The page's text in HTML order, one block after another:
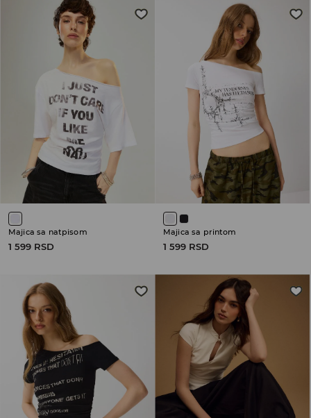
Majica sa natpisom
1 599 RSD
Majica sa printom
1 599 RSD